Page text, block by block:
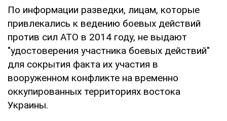
По информации разведки, лицам, которые
привлекались к ведению боевых действий
против сил АТО в 2014 году, не выдают
"удостоверения участника боевых действий"
для сокрытия факта их участия в
вооруженном конфликте на временно
оккупированных территориях востока
Украины.